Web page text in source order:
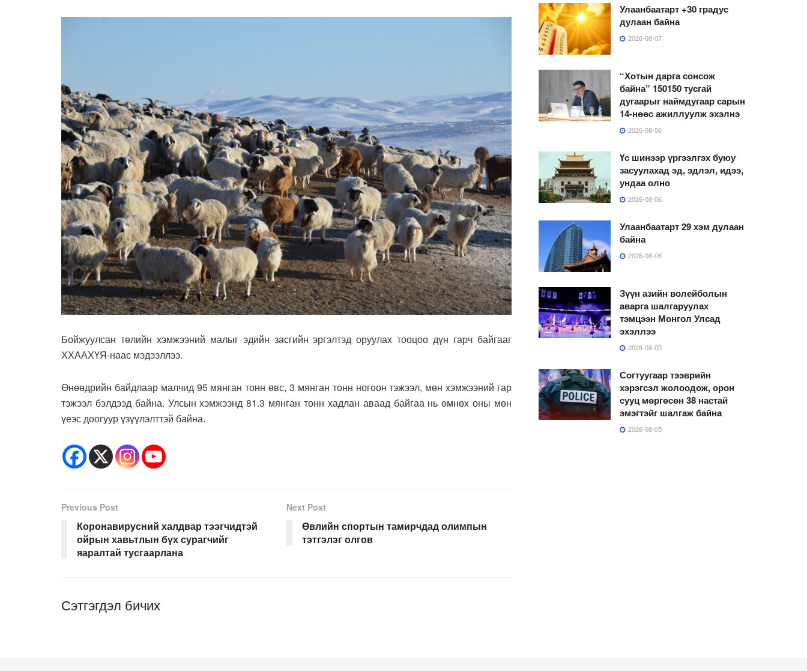
Бойжуулсан төлийн хэмжээний малыг эдийн засгийн эргэлтэд оруулах тооцоо дүн гарч байгааг
ХХААХҮЯ-наас мэдээллээ.
Өнөөдрийн байдлаар малчид 95 мянган тонн өвс, 3 мянган тонн ногоон тэжээл, мөн хэмжээний гар
тэжээл бэлдээд байна. Улсын хэмжээнд 81.3 мянган тонн хадлан аваад байгаа нь өмнөх оны мөн
үеэс доогуур үзүүлэлттэй байна.
Previous Post
Коронавирусний халдвар тээгчидтэй
ойрын хавьтлын бүх сурагчийг
яаралтай тусгаарлана
Next Post
Өвлийн спортын тамирчдад олимпын
тэтгэлэг олгов
Сэтгэгдэл бичих
Улаанбаатарт +30 градус
дулаан байна
2026-08-07
“Хотын дарга сонсож
байна” 150150 тусгай
дугаарыг наймдугаар сарын
14-нөөс ажиллуулж эхэлнэ
2026-08-06
Үс шинээр үргээлгэх буюу
засуулахад эд, эдлэл, идээ,
ундаа олно
2026-08-06
Улаанбаатарт 29 хэм дулаан
байна
2026-08-06
Зүүн азийн волейболын
аварга шалгаруулах
тэмцээн Монгол Улсад
эхэллээ
2026-08-05
Согтуугаар тээврийн
хэрэгсэл жолоодож, орон
сууц мөргөсөн 38 настай
эмэгтэйг шалгаж байна
2026-08-05